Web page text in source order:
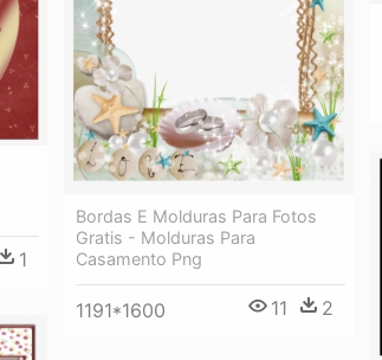
Bordas E Molduras Para Fotos
Gratis - Molduras Para
Casamento Png
1191*1600 11 2
1